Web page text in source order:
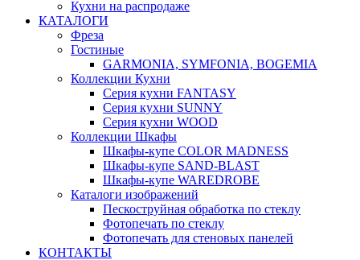
Кухни на распродаже
КАТАЛОГИ
Фреза
Гостиные
GARMONIA, SYMFONIA, BOGEMIA
Коллекции Кухни
Серия кухни FANTASY
Серия кухни SUNNY
Серия кухни WOOD
Коллекции Шкафы
Шкафы-купе COLOR MADNESS
Шкафы-купе SAND-BLAST
Шкафы-купе WAREDROBE
Каталоги изображений
Пескоструйная обработка по стеклу
Фотопечать по стеклу
Фотопечать для стеновых панелей
КОНТАКТЫ